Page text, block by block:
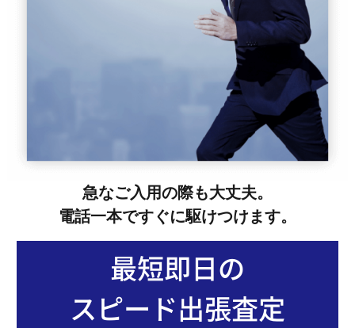
急なご入用の際も大丈夫。
電話一本ですぐに駆けつけます。
最短即日の
スピード出張査定